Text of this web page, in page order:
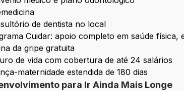
de dentista no local
Cuidar: apoio completo em saúde
da gripe gratuita
de vida com cobertura de até 24 salários
maternidade estendida de 180 dias
para Ir Ainda Mais Longe